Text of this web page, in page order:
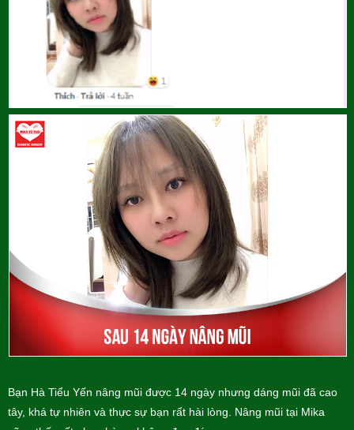
Bạn Hà Tiểu Yến nâng mũi được 14 ngày nhưng dáng mũi đã cao
tây, khá tự nhiên và thực sự bạn rất hài lòng. Nâng mũi tại Mika